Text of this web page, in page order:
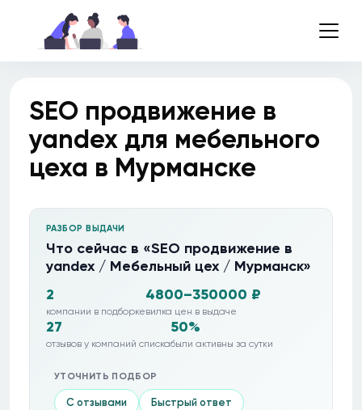
SEO продвижение в
yandex для мебельного
цеха в Мурманске
РАЗБОР ВЫДАЧИ
Что сейчас в «SEO продвижение в
yandex / Мебельный цех / Мурманск»
2
компании в подборке
4800–350000 ₽
вилка цен в выдаче
27
отзывов у компаний списка
50%
были активны за сутки
УТОЧНИТЬ ПОДБОР
С отзывами Быстрый ответ